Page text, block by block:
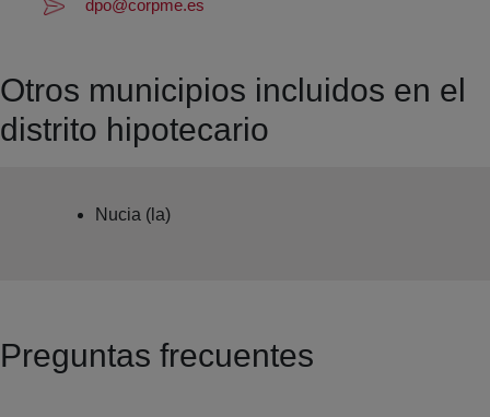
dpo@corpme.es
Otros municipios incluidos en el
distrito hipotecario
Nucia (la)
Preguntas frecuentes